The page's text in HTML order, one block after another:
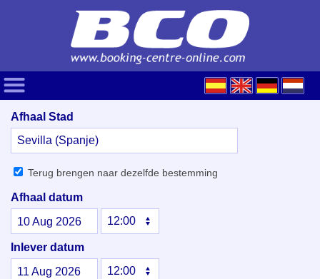
Afhaal Stad
Terug brengen naar dezelfde bestemming
Afhaal datum
10Aug2026
Inlever datum
11Aug2026